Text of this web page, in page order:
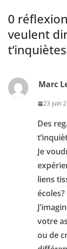
0
veulent
Marc
23 juin
Des
Je
liens
écoles?
votre
ou de